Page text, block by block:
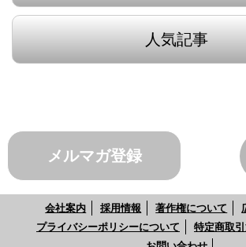
人気記事
メルマガ登録
会社案内 採用情報 著作権について
プライバシーポリシーについて
特定商取